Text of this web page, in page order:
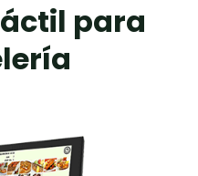
para